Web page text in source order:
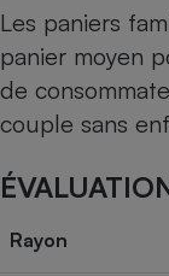
Les paniers
panier moyen
de
couple sans
Rayon